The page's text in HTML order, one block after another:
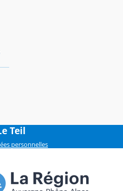
Teil
personnelles